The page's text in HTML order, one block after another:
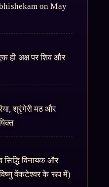
on May
ही अक्ष पर शिव और
श्रृंगेरी मठ और
विनायक और
वेंकटेश्वर के रूप में)